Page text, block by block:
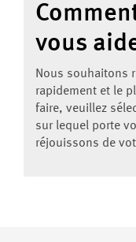
vous
Nous souhaitons
rapidement et le
faire, veuillez
sur lequel porte
réjouissons de